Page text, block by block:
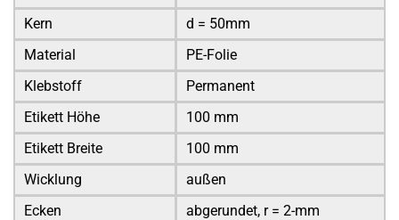
Kern
d = 50mm
Material
PE-Folie
Klebstoff
Permanent
Etikett Höhe
100 mm
Etikett Breite
100 mm
Wicklung
außen
Ecken
abgerundet, r = 2-mm